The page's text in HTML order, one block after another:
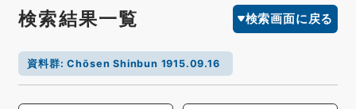
検索結果一覧 検索画面に戻る
資料群:Chōsen Shinbun 1915.09.16